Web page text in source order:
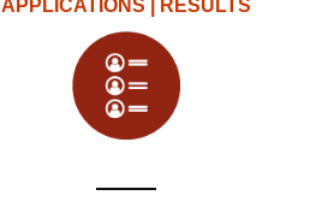
APPLICATIONS | RESULTS